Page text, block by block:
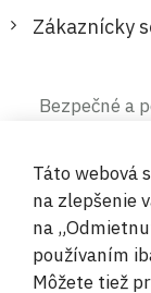
Zákaznícky
Bezpečné a
©
Táto webová
na zlepšenie
na
používaním
Môžete tiež